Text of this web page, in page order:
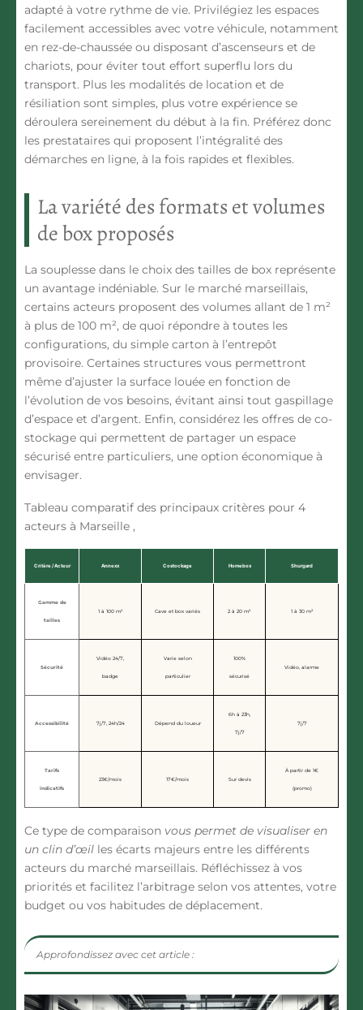
adapté à votre rythme de vie. Privilégiez les espaces
facilement accessibles avec votre véhicule, notamment
en rez-de-chaussée ou disposant d’ascenseurs et de
chariots, pour éviter tout effort superflu lors du
transport. Plus les modalités de location et de
résiliation sont simples, plus votre expérience se
déroulera sereinement du début à la fin. Préférez donc
les prestataires qui proposent l’intégralité des
démarches en ligne, à la fois rapides et flexibles.
La variété des formats et volumes
de box proposés
La souplesse dans le choix des tailles de box représente
un avantage indéniable. Sur le marché marseillais,
certains acteurs proposent des volumes allant de 1 m²
à plus de 100 m², de quoi répondre à toutes les
configurations, du simple carton à l’entrepôt
provisoire. Certaines structures vous permettront
même d’ajuster la surface louée en fonction de
l’évolution de vos besoins, évitant ainsi tout gaspillage
d’espace et d’argent. Enfin, considérez les offres de co-
stockage qui permettent de partager un espace
sécurisé entre particuliers, une option économique à
envisager.
Tableau comparatif des principaux critères pour 4
acteurs à Marseille ,
Critère / Acteur Annexx Costockage Homebox Shurgard
Gamme de
tailles
1 à 100 m² Cave et box variés 2 à 20 m² 1 à 30 m²
Sécurité
Vidéo 24/7,
badge
Varie selon
particulier
100%
sécurisé
Vidéo, alarme
Accessibilité 7j/7, 24h/24 Dépend du loueur
6h à 23h,
7j/7
7j/7
Tarifs
indicatifs
23€/mois 17€/mois Sur devis
À partir de 1€
(promo)
Ce type de comparaison vous permet de visualiser en
un clin d’œil les écarts majeurs entre les différents
acteurs du marché marseillais. Réfléchissez à vos
priorités et facilitez l’arbitrage selon vos attentes, votre
budget ou vos habitudes de déplacement.
Approfondissez avec cet article :